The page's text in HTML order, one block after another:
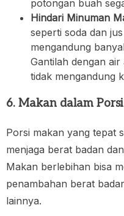
potongan buah
Hindari Minuman
seperti soda dan
mengandung
Gantilah dengan
tidak mengandung
6. Makan dalam
Porsi makan yang tepat
menjaga berat badan
Makan berlebihan bisa
penambahan berat
lainnya.